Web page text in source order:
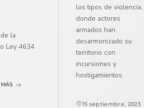
la
Ley 4634
MÁS
los tipos de violencia,
donde actores
armados han
desarmonizado su
territorio con
incursiones y
hostigamientos.
15 septiembre, 2023